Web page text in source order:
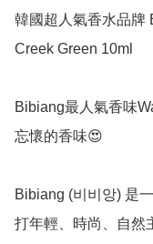
韓國超人氣香水品牌
Creek Green 10ml
Bibiang最人氣香味
忘懷的香味😍
Bibiang (비비앙) 是
打年輕、時尚、自然